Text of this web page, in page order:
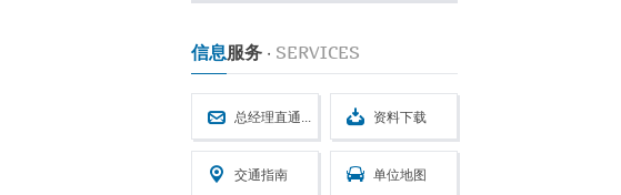
信息 服务 ・ SERVICES
总经理直通... 资料下载
交通指南 单位地图